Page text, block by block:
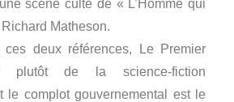
scène culte de « L’Homme qui
Matheson.
deux références, Le Premier
plutôt de la science-fiction
le complot gouvernemental est le